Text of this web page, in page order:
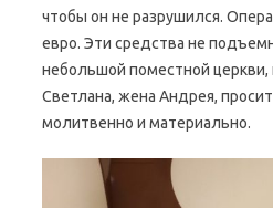
чтобы он не разрушился.
евро. Эти средства не
небольшой поместной церкви,
Светлана, жена Андрея,
молитвенно и материально.